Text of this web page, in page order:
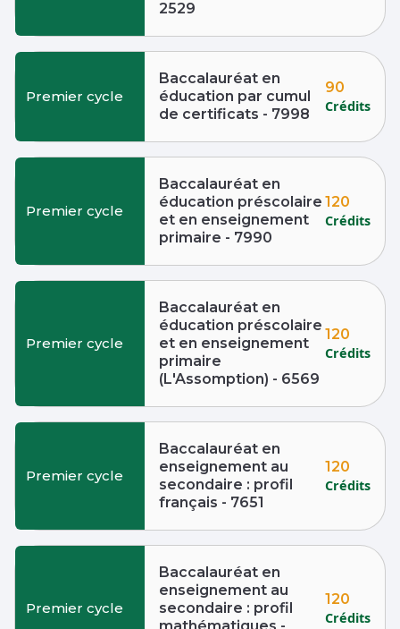
2529
Premier cycle
Baccalauréat en
éducation par cumul
de certificats - 7998
90
Crédits
Premier cycle
Baccalauréat en
éducation préscolaire
et en enseignement
primaire - 7990
120
Crédits
Premier cycle
Baccalauréat en
éducation préscolaire
et en enseignement
primaire
(L'Assomption) - 6569
120
Crédits
Premier cycle
Baccalauréat en
enseignement au
secondaire : profil
français - 7651
120
Crédits
Premier cycle
Baccalauréat en
enseignement au
secondaire : profil
120
Crédits